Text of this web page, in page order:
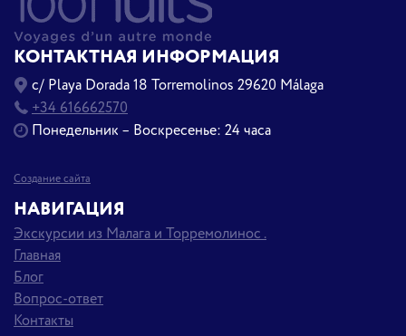
КОНТАКТНАЯ ИНФОРМАЦИЯ
c/ Playa Dorada 18 Torremolinos 29620 Málaga
+34 616662570
Понедельник – Воскресенье: 24 часа
Создание сайта
НАВИГАЦИЯ
Экскурсии из Малага и Торремолинос .
Главная
Блог
Вопрос-ответ
Контакты